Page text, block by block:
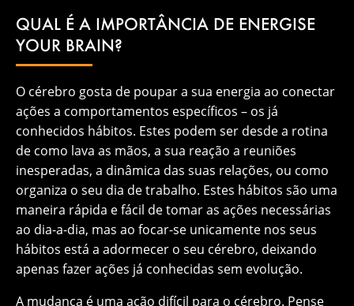
QUAL É A IMPORTÂNCIA DE ENERGISE
YOUR BRAIN?
O cérebro gosta de poupar a sua energia ao conectar
ações a comportamentos específicos – os já
conhecidos hábitos. Estes podem ser desde a rotina
de como lava as mãos, a sua reação a reuniões
inesperadas, a dinâmica das suas relações, ou como
organiza o seu dia de trabalho. Estes hábitos são uma
maneira rápida e fácil de tomar as ações necessárias
ao dia-a-dia, mas ao focar-se unicamente nos seus
hábitos está a adormecer o seu cérebro, deixando
apenas fazer ações já conhecidas sem evolução.
A mudança é uma ação difícil para o cérebro. Pense